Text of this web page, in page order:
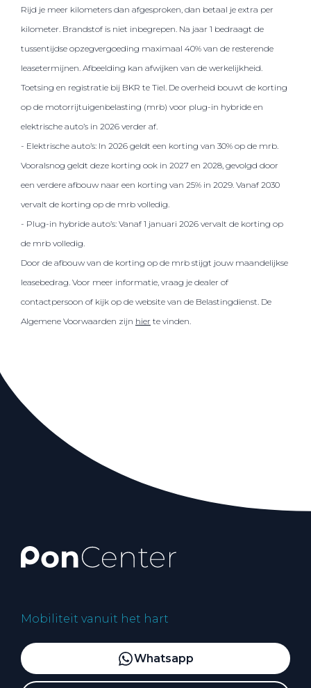
Rijd je meer kilometers dan afgesproken, dan betaal je extra per
kilometer. Brandstof is niet inbegrepen. Na jaar 1 bedraagt de
tussentijdse opzegvergoeding maximaal 40% van de resterende
leasetermijnen. Afbeelding kan afwijken van de werkelijkheid.
Toetsing en registratie bij BKR te Tiel. De overheid bouwt de korting
op de motorrijtuigenbelasting (mrb) voor plug-in hybride en
elektrische auto’s in 2026 verder af.
- Elektrische auto’s: In 2026 geldt een korting van 30% op de mrb.
Vooralsnog geldt deze korting ook in 2027 en 2028, gevolgd door
een verdere afbouw naar een korting van 25% in 2029. Vanaf 2030
vervalt de korting op de mrb volledig.
- Plug-in hybride auto’s: Vanaf 1 januari 2026 vervalt de korting op
de mrb volledig.
Door de afbouw van de korting op de mrb stijgt jouw maandelijkse
leasebedrag. Voor meer informatie, vraag je dealer of
contactpersoon of kijk op de website van de Belastingdienst. De
Algemene Voorwaarden zijn hier te vinden.
Mobiliteit vanuit het hart
Whatsapp